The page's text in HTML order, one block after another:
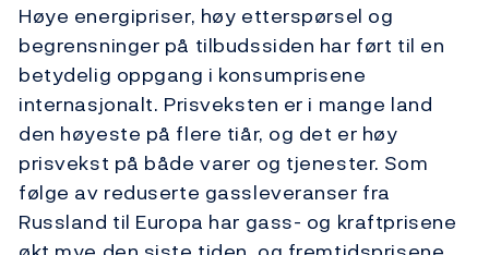
Høye energipriser, høy etterspørsel og
begrensninger på tilbudssiden har ført til en
betydelig oppgang i konsumprisene
internasjonalt. Prisveksten er i mange land
den høyeste på flere tiår, og det er høy
prisvekst på både varer og tjenester. Som
følge av reduserte gassleveranser fra
Russland til Europa har gass- og kraftprisene